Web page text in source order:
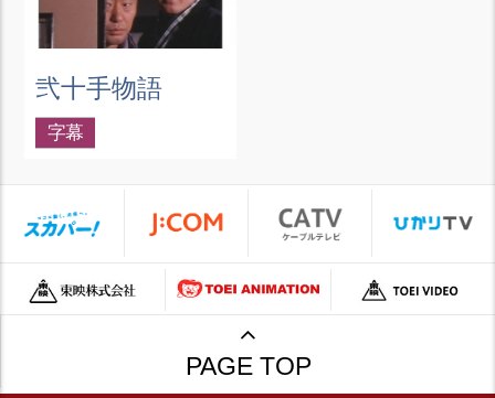
弐十手物語
字幕
PAGE TOP